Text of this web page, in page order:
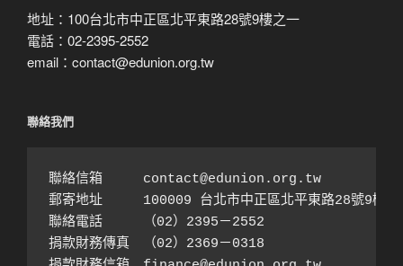
地址：100台北市中正區北平東路28號9樓之一
電話：02-2395-2552
email：contact@edunion.org.tw
聯絡我們
聯絡信箱　　　contact@edunion.org.tw
郵寄地址　　　100009 台北市中正區北平東路28號9樓之
聯絡電話　　　（02）2395－2552
捐款財務傳真　（02）2369－0318